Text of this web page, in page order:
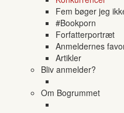
Fem bøger jeg
#Bookporn
Forfatterportræt
Anmeldernes
Artikler
Bliv anmelder?
Om Bogrummet